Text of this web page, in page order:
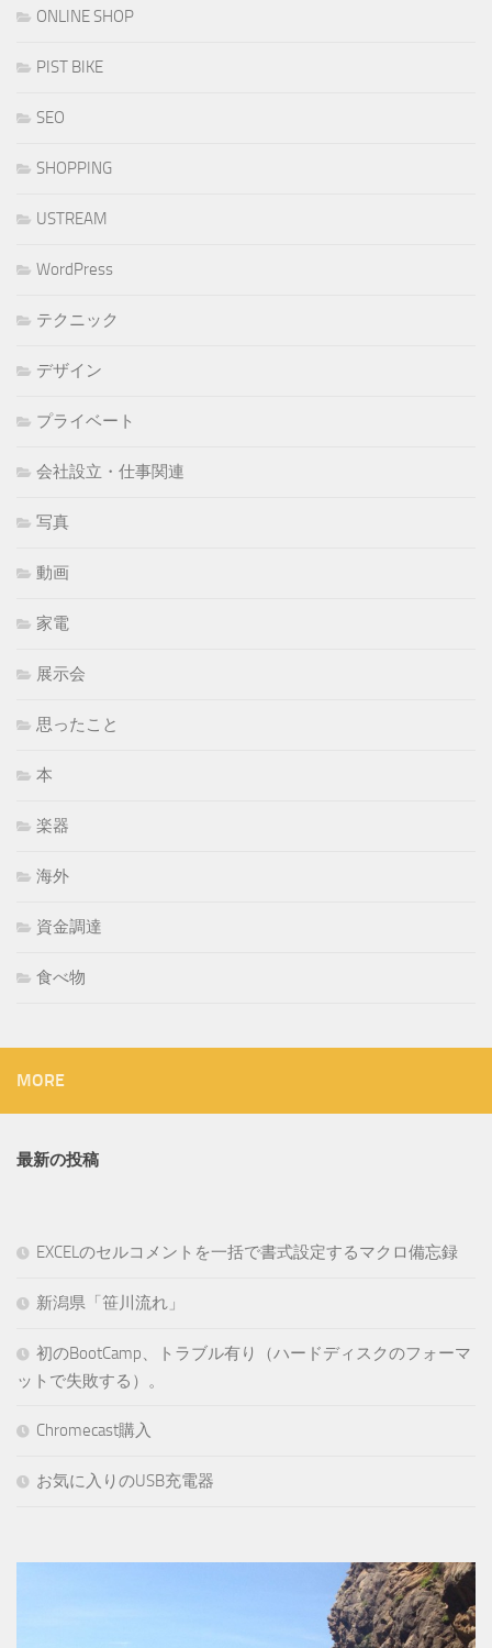
ONLINE SHOP
PIST BIKE
SEO
SHOPPING
USTREAM
WordPress
テクニック
デザイン
プライベート
会社設立・仕事関連
写真
動画
家電
展示会
思ったこと
本
楽器
海外
資金調達
食べ物
MORE
最新の投稿
EXCELのセルコメントを一括で書式設定するマクロ備忘録
新潟県「笹川流れ」
初のBootCamp、トラブル有り（ハードディスクのフォーマ
ットで失敗する）。
Chromecast購入
お気に入りのUSB充電器